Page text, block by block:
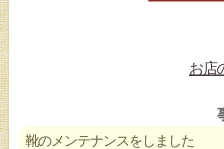
お店
靴のメンテナンスをしました